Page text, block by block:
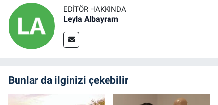
EDITÖR HAKKINDA
Leyla Albayram
Bunlar da ilginizi çekebilir